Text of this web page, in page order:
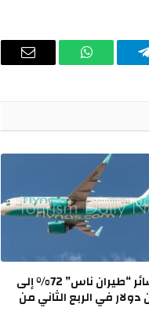
تيلقرام واتساب
البريد
تراجع خسائر “طيران ناس” 72% إلى
دولار في الربع الثاني من